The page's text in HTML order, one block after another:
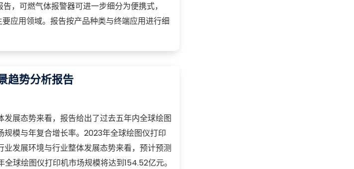
，可燃气体报警器可进一步细分为便携式，
应用领域。报告按产品种类与终端应用进行细
趋势分析报告
展态势来看，报告给出了过去五年内全球绘图
模与年复合增长率。2023年全球绘图仪打印
发展环境与行业整体发展态势来看，预计预测
球绘图仪打印机市场规模将达到154.52亿元。